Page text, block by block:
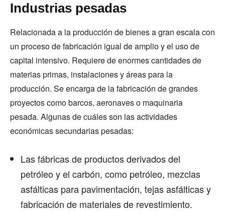
Industrias pesadas
Relacionada a la producción de bienes a gran escala con
un proceso de fabricación igual de amplio y el uso de
capital intensivo. Requiere de enormes cantidades de
materias primas, instalaciones y áreas para la
producción. Se encarga de la fabricación de grandes
proyectos como barcos, aeronaves o maquinaria
pesada. Algunas de cuáles son las actividades
económicas secundarias pesadas:
Las fábricas de productos derivados del
petróleo y el carbón, como petróleo, mezclas
asfálticas para pavimentación, tejas asfálticas y
fabricación de materiales de revestimiento.